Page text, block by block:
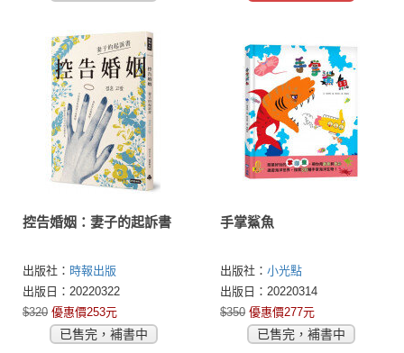
控告婚姻：妻子的起訴書
出版社： 時報出版
出版日：20220322
$320 優惠價253元
已售完，補書中
手掌鯊魚
出版社： 小光點
出版日：20220314
$350 優惠價277元
已售完，補書中